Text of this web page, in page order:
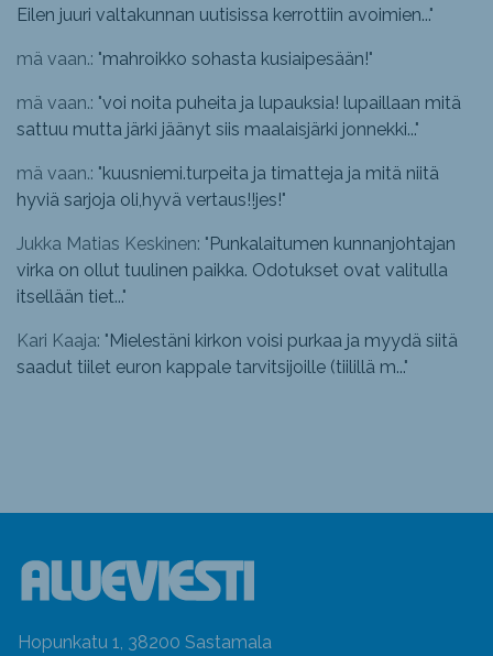
Eilen juuri valtakunnan uutisissa kerrottiin avoimien..."
mä vaan.: "mahroikko sohasta kusiaipesään!"
mä vaan.: "voi noita puheita ja lupauksia! lupaillaan mitä
sattuu mutta järki jäänyt siis maalaisjärki jonnekki..."
mä vaan.: "kuusniemi.turpeita ja timatteja ja mitä niitä
hyviä sarjoja oli,hyvä vertaus!!jes!"
Jukka Matias Keskinen: "Punkalaitumen kunnanjohtajan
virka on ollut tuulinen paikka. Odotukset ovat valitulla
itsellään tiet..."
Kari Kaaja: "Mielestäni kirkon voisi purkaa ja myydä siitä
saadut tiilet euron kappale tarvitsijoille (tiilillä m..."
Hopunkatu 1, 38200 Sastamala